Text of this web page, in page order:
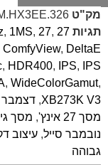
מק"ט
תגיות
, 1MS, 27, 27 אינץ'
ComfyView, DeltaE פחות מ1
, HDR400, IPS, IPS פאנל
, WideColorGamut,
XB273K V3
, דצמבר
מסך 27 אינץ'
, מסך
נובמבר סייל, עיצוב
גבוהה